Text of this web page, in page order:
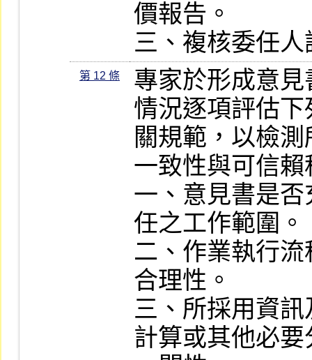
價報告。
三、複核委任
第 12 條
專家於形成意
情況逐項評估
關規範，以檢
一致性與可信賴
一、意見書是
任之工作範圍。
二、作業執行
合理性。
三、所採用資
計算或其他必